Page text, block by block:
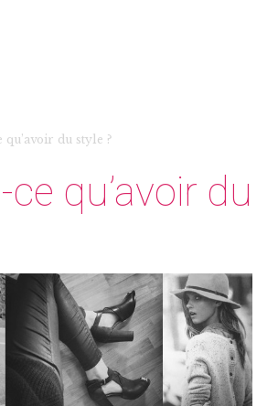
qu’avoir du style ?
ce qu’avoir du